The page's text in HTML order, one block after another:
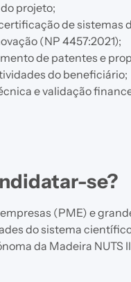
projeto;
de sistemas
(NP 4457:2021);
de patentes e
do beneficiário;
e validação
se?
(PME) e
do sistema
da Madeira NUTS